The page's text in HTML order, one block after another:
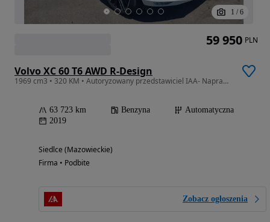
1 / 6
Volvo XC 60 T6 AWD R-Design
1969 cm3 • 320 KM • Autoryzowany przedstawiciel IAA- Naprawiamy Auta Na Gotowo!!
63 723 km Benzyna
Automatyczna
2019
Siedlce (Mazowieckie)
Firma • Podbite
Zobacz ogłoszenia
59 950 PLN